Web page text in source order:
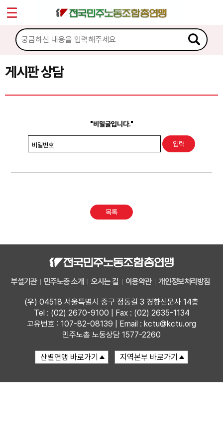
게시판 상담
"비밀글입니다."
비밀번호
목록
부설기관 민주노총 소개 오시는 길 이용약관 개인정보처리방침
(우) 04518 서울특별시 중구 정동길 3 경향신문사 14층
Tel : (02) 2670-9100 | Fax : (02) 2635-1134
고유번호 : 107-82-08139 | Email : kctu@kctu.org
민주노총 노동상담 1577-2260
마이페이지
소개
소식
노동상담
권리찾기수첩 검색
찾아보기
Sketchbook5, 스케치북5
Sketchbook5, 스케치북5